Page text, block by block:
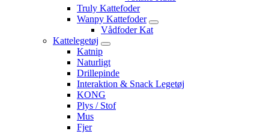
Truly Kattefoder
Wanpy Kattefoder
Vådfoder Kat
Kattelegetøj
Katnip
Naturligt
Drillepinde
Interaktion & Snack Legetøj
KONG
Plys / Stof
Mus
Fjer